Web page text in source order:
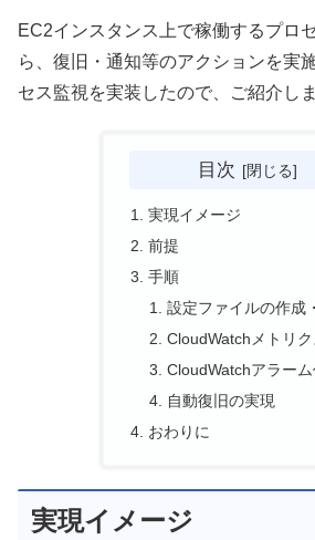
EC2インスタンス上で稼働するプロ
ら、復旧・通知等のアクションを実
セス監視を実装したので、ご紹介しま
目次
実現イメージ
前提
手順
設定ファイルの作成
CloudWatchメトリ
CloudWatchアラー
自動復旧の実現
おわりに
実現イメージ